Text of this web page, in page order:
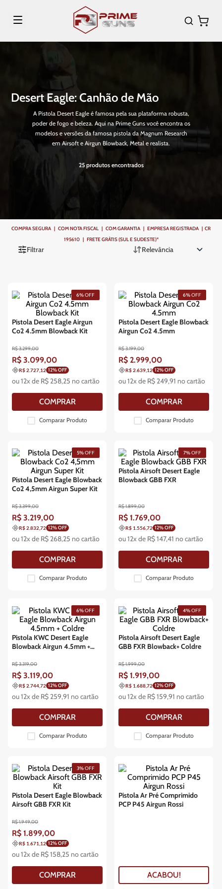
Desert Eagle: Canhão de Mão
A Pistola Desert Eagle é famosa pela sua plataforma robusta,
poder de fogo e beleza. Aqui na Prime Guns você encontra os
modelos e versões da famosa pistola da Magnum Research
em Airsoft e Airgun Blowback, Metal e realista.
25 produtos
COMPRA SEGURA | COM NOTA FISCAL | COM GARANTIA | EMPRESA REGISTRADA | CR
195610 | FRETE GRÁTIS (SUL E SUDESTE)*
Filtrar Relevância
Pistola Desert Eagle Airgun
Co2 4.5mm Blowback Kit
R$3.299,00
R$ 3.099,00
6%OFF
R$ 2.727,12 12% OFF
ou12x de R$ 258,25 no cartão
COMPRAR
Comparar Produto
Pistola Desert Eagle Blowback
Airgun Co2 4.5mm
R$3.199,00
R$ 2.999,00
6%OFF
R$ 2.639,12 12% OFF
ou12x de R$ 249,91 no cartão
COMPRAR
Comparar Produto
Pistola Desert Eagle Blowback
Co2 4,5mm Airgun Super Kit
R$3.399,00
R$ 3.219,00
5%OFF
R$ 2.832,72 12% OFF
ou12x de R$ 268,25 no cartão
COMPRAR
Comparar Produto
Pistola Airsoft Desert Eagle
Blowback GBB FXR
R$1.899,00
R$ 1.769,00
7%OFF
R$ 1.556,72 12% OFF
ou12x de R$147,41 no cartão
COMPRAR
Comparar Produto
Pistola KWC Desert Eagle
Blowback Airgun 4.5mm +
R$3.319,00
R$ 3.119,00
6%OFF
R$ 2.744,72 12% OFF
ou12x de R$ 259,91 no cartão
COMPRAR
Comparar Produto
Pistola Airsoft Desert Eagle
GBB FXR Blowback+ Coldre
R$1.999,00
R$ 1.919,00
4%OFF
R$ 1.688,72 12% OFF
ou12x de R$159,91 no cartão
COMPRAR
Comparar Produto
Pistola Desert Eagle Blowback
Airsoft GBB FXR Kit
R$1.949,00
R$ 1.899,00
3%OFF
R$ 1.671,12 12% OFF
ou12x de R$158,25 no cartão
COMPRAR
Pistola Ar Pré Comprimido
PCP P45 Airgun Rossi
ACABOU!